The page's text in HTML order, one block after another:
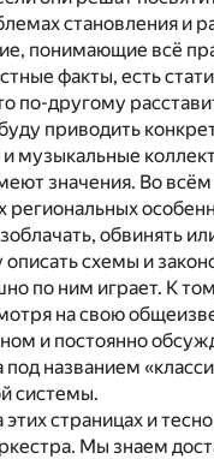
становления и
понимающие всё
факты, есть
по-другому
приводить
музыкальные
значения. Во
обвинять
схемы и
по ним играет. К
на свою
и постоянно
названием
системы.
страницах и
Мы знаем